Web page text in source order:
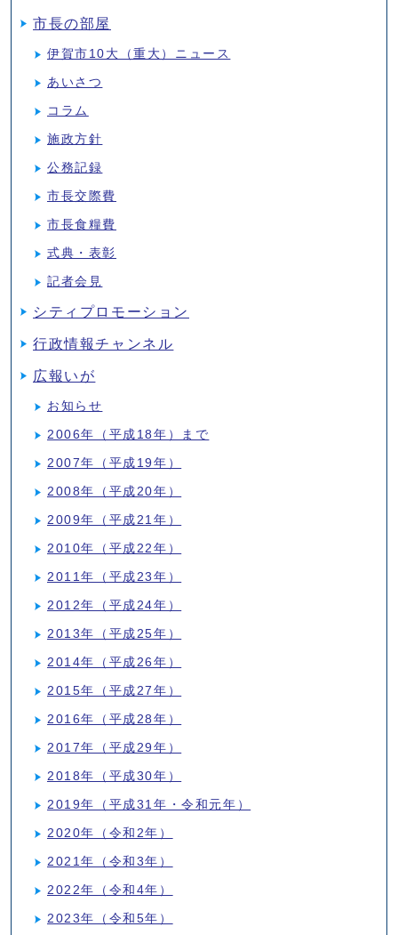
市長の部屋
伊賀市10大（重大）ニュース
あいさつ
コラム
施政方針
公務記録
市長交際費
市長食糧費
式典・表彰
記者会見
シティプロモーション
行政情報チャンネル
広報いが
お知らせ
2006年（平成18年）まで
2007年（平成19年）
2008年（平成20年）
2009年（平成21年）
2010年（平成22年）
2011年（平成23年）
2012年（平成24年）
2013年（平成25年）
2014年（平成26年）
2015年（平成27年）
2016年（平成28年）
2017年（平成29年）
2018年（平成30年）
2019年（平成31年・令和元年）
2020年（令和2年）
2021年（令和3年）
2022年（令和4年）
2023年（令和5年）